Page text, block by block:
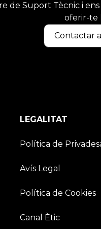
de Suport Tècnic i
oferir-te
Contactar
LEGALITAT
Política de
Avís Legal
Política de Cookies
Canal Ètic